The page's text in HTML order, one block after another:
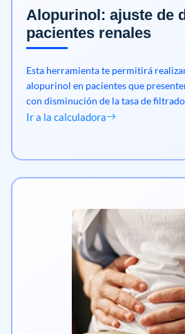
Alopurinol: ajuste de
pacientes renales
Esta herramienta te permitirá
alopurinol en pacientes que
con disminución de la tasa de
Ir a la calculadora